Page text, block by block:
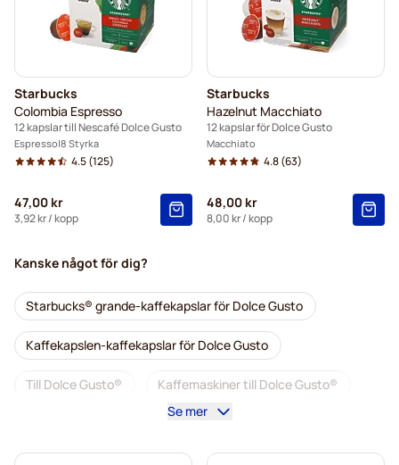
Starbucks
Colombia Espresso
12 kapslar till Nescafé Dolce Gusto
Espresso 8 Styrka
4.5(125)
47,00 kr
3,92 kr/ kopp
Starbucks
Hazelnut Macchiato
12 kapslar för Dolce Gusto
Macchiato
4.8(63)
48,00 kr
8,00 kr/ kopp
Kanske något för dig?
Starbucks® grande-kaffekapslar för Dolce Gusto
Kaffekapslen-kaffekapslar för Dolce Gusto
Till Dolce Gusto® Kaffemaskiner till Dolce Gusto®
Se mer